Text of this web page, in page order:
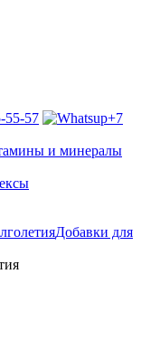
55-57
+7
и минералы
Добавки для